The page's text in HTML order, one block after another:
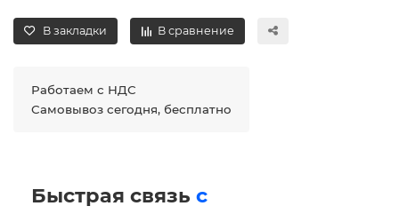
В закладки В сравнение
Работаем с НДС
Самовывоз сегодня, бесплатно
Быстрая связь с